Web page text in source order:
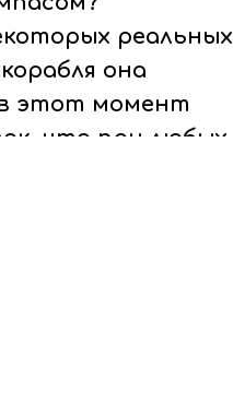
реальных
она
этот момент
что при любых